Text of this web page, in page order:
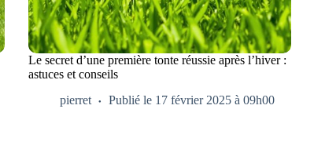
Le secret d’une première tonte réussie après l’hiver :
astuces et conseils
pierret
Publié le 17 février 2025 à 09h00